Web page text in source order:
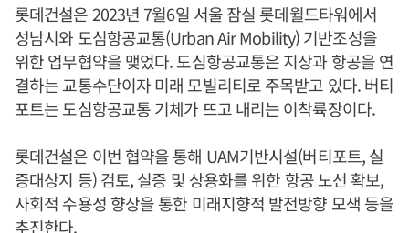
롯데건설은 2023년 7월6일 서울 잠실 롯데월드타워에서
성남시와 도심항공교통(Urban Air Mobility) 기반조성을
위한 업무협약을 맺었다. 도심항공교통은 지상과 항공을 연
결하는 교통수단이자 미래 모빌리티로 주목받고 있다. 버티
포트는 도심항공교통 기체가 뜨고 내리는 이착륙장이다.
롯데건설은 이번 협약을 통해 UAM기반시설(버티포트, 실
증대상지 등) 검토, 실증 및 상용화를 위한 항공 노선 확보,
사회적 수용성 향상을 통한 미래지향적 발전방향 모색 등을
추진한다.